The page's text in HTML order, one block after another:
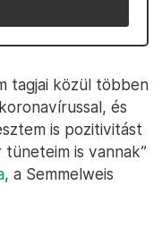
tagjai közül többen
és
is pozitivitást
is vannak”
, a Semmelweis